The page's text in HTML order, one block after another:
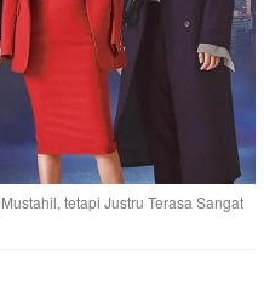
tetapi Justru Terasa Sangat